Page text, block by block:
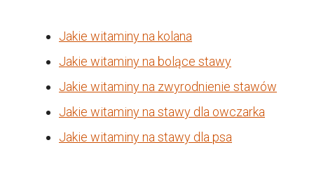
Jakie witaminy na kolana
Jakie witaminy na bolące stawy
Jakie witaminy na zwyrodnienie stawów
Jakie witaminy na stawy dla owczarka
Jakie witaminy na stawy dla psa